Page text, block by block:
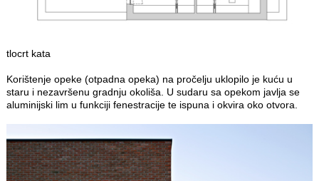
tlocrt kata
Korištenje opeke (otpadna opeka) na pročelju uklopilo je kuću u
staru i nezavršenu gradnju okoliša. U sudaru sa opekom javlja se
aluminijski lim u funkciji fenestracije te ispuna i okvira oko otvora.